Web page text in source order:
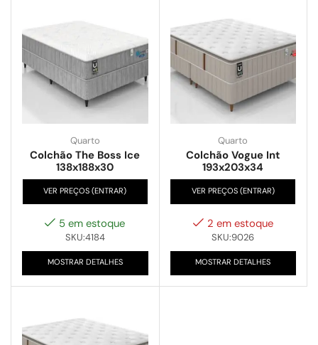
Quarto
Colchão The Boss Ice
138x188x30
VER PREÇOS (ENTRAR)
5 em estoque
SKU:4184
MOSTRAR DETALHES
Quarto
Colchão Vogue Int
193x203x34
VER PREÇOS (ENTRAR)
2 em estoque
SKU:9026
MOSTRAR DETALHES